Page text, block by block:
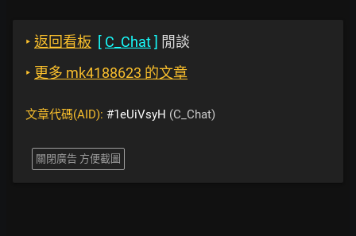
‣ 返回看板 [ C_Chat] 閒談
‣ 更多 mk4188623 的文章
文章代碼(AID): #1eUiVsyH (C_Chat)
關閉廣告 方便截圖